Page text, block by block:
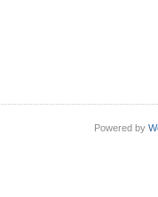
Powered by